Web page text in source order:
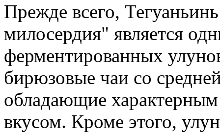
Прежде всего,
милосердия" является
ферментированных
бирюзовые чаи со
обладающие
вкусом. Кроме этого,